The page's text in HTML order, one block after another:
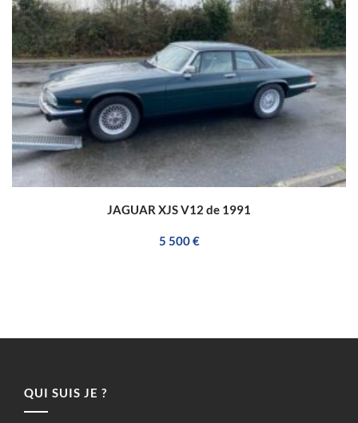
JAGUAR XJS V12 de 1991
5 500 €
QUI SUIS JE ?